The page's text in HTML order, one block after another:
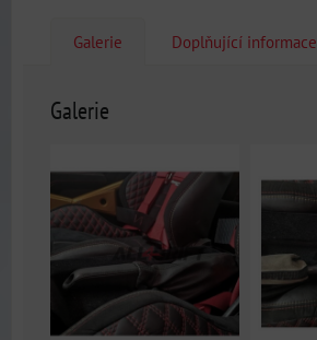
Galerie Doplňující informace
Galerie